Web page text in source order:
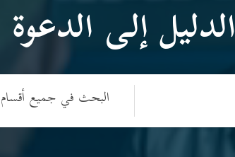
الدليل إلى الدعوة
البحث في جميع أقسام